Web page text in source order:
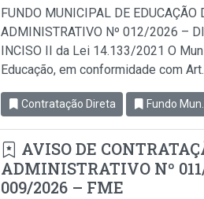
FUNDO MUNICIPAL DE
ADMINISTRATIVO Nº 012/2026 –
INCISO II da Lei 14.133/2021 O
Educação, em conformidade com
Contratação Direta Fundo
AVISO DE
ADMINISTRATIVO Nº
009/2026 – FME